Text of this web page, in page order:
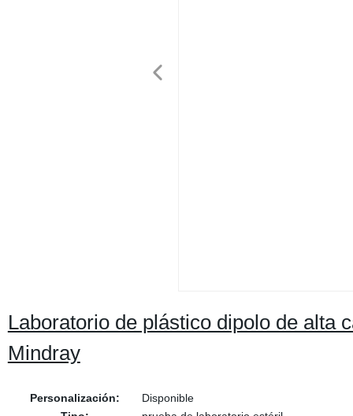
Laboratorio de plástico dipolo de alta
Mindray
Personalización:
Disponible